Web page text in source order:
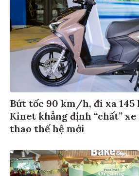
Bứt tốc 90 km/h, đi xa 145
Kinet khẳng định “chất”
thao thế hệ mới